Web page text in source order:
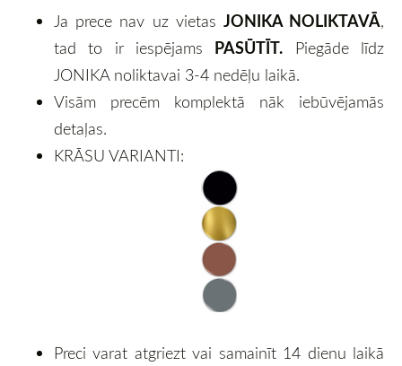
Ja prece nav uz vietas JONIKA NOLIKTAVĀ,
tad to ir iespējams PASŪTĪT. Piegāde līdz
JONIKA noliktavai 3-4 nedēļu laikā.
Visām precēm komplektā nāk iebūvējamās
detaļas.
KRĀSU VARIANTI:
Preci varat atgriezt vai samainīt 14 dienu laikā